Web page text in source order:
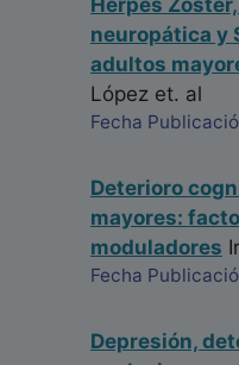
Herpes
neuropática y
adultos
López et. al
Fecha
Deterioro
mayores:
moduladores
Fecha
Depresión,